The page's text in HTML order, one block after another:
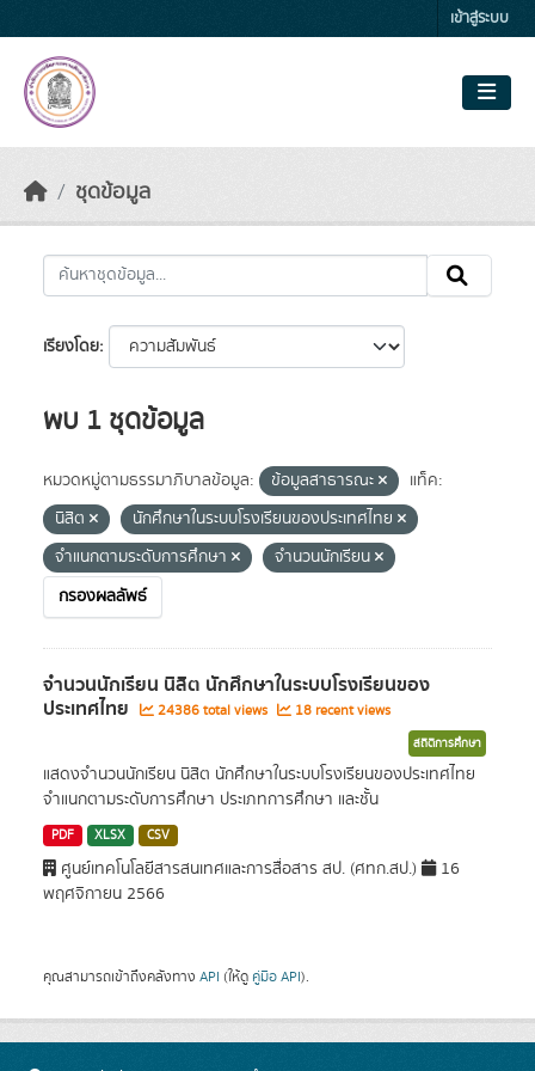
เข้าสู่ระบบ
ชุดข้อมูล
เรียงโดย
พบ 1 ชุดข้อมูล
หมวดหมู่ตามธรรมาภิบาลข้อมูล: ข้อมูลสาธารณะ
แท็ค:
นิสิต
นักศึกษาในระบบโรงเรียนของประเทศไทย
จำแนกตามระดับการศึกษา
จำนวนนักเรียน
กรองผลลัพธ์
จำนวนนักเรียน นิสิต นักศึกษาในระบบโรงเรียนของ
ประเทศไทย 24386 total views 18 recent views
สถิติการศึกษา
แสดงจำนวนนักเรียน นิสิต นักศึกษาในระบบโรงเรียนของประเทศไทย
จำแนกตามระดับการศึกษา ประเภทการศึกษา และชั้น
PDF XLSX CSV
ศูนย์เทคโนโลยีสารสนเทศและการสื่อสาร สป. (ศทก.สป.)
16
พฤศจิกายน 2566
คุณสามารถเข้าถึงคลังทาง API (ให้ดู คู่มือ API).